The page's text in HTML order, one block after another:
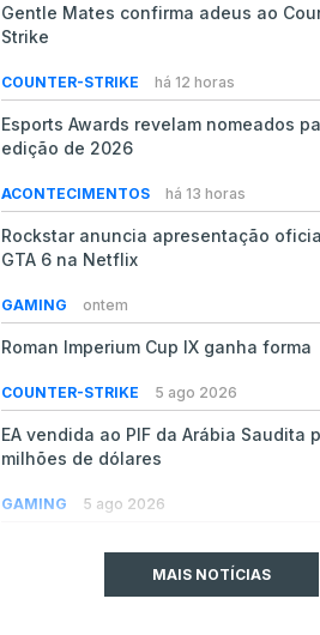
Gentle Mates confirma adeus ao
Strike
COUNTER-STRIKE há 12 horas
Esports Awards revelam nomeados
edição de 2026
ACONTECIMENTOS há 13 horas
Rockstar anuncia apresentação
GTA 6 na Netflix
GAMING ontem
Roman Imperium Cup IX ganha forma
COUNTER-STRIKE 5 ago 2026
EA vendida ao PIF da Arábia Saudita
milhões de dólares
GAMING 5 ago 2026
MAIS NOTÍCIAS